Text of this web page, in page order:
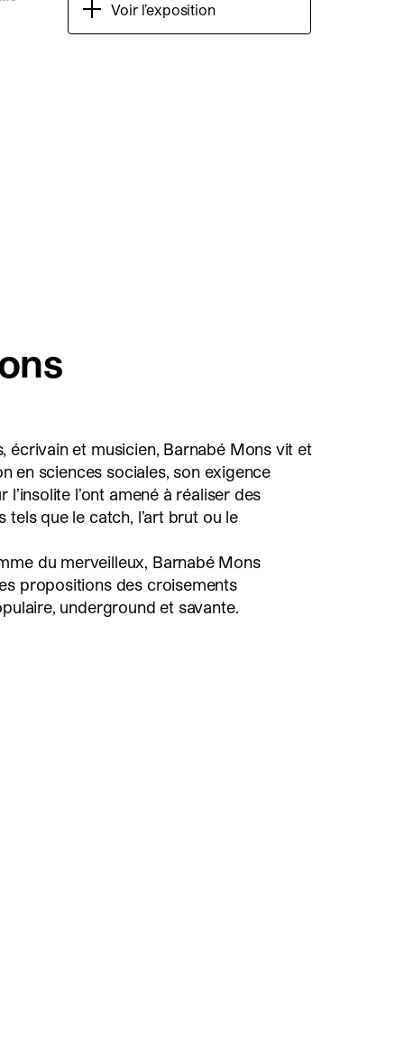
Voir l’exposition
écrivain et musicien, Barnabé Mons vit et
en sciences sociales, son exigence
l’ont amené à réaliser des
que le catch, l’art brut ou le
du merveilleux, Barnabé Mons
propositions des croisements
underground et savante.